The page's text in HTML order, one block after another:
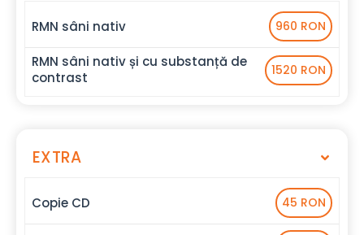
RMN sâni nativ 960 RON
RMN sâni nativ și cu substanță de
contrast
1520 RON
EXTRA
Copie CD 45 RON